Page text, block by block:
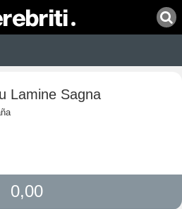
Lamine Sagna
0,00